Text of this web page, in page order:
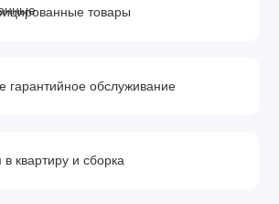
товары
гарантийное обслуживание
квартиру и сборка